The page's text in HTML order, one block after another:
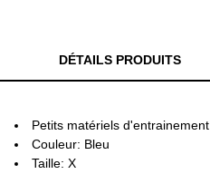
DÉTAILS PRODUITS
Petits matériels d'entrainement
Couleur: Bleu
Taille: X